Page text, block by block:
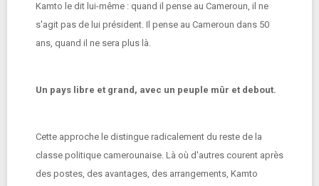
Kamto le dit lui-même : quand il pense au Cameroun, il ne
s'agit pas de lui président. Il pense au Cameroun dans 50
ans, quand il ne sera plus là.
Un pays libre et grand, avec un peuple mûr et debout.
Cette approche le distingue radicalement du reste de la
classe politique camerounaise. Là où d'autres courent après
des postes, des avantages, des arrangements, Kamto